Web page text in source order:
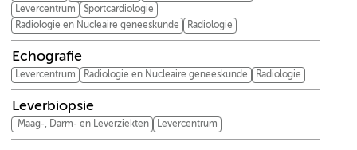
Levercentrum
Sportcardiologie
Radiologie en Nucleaire geneeskunde
Radiologie
Echografie
Levercentrum Radiologie en Nucleaire geneeskunde Radiologie
Leverbiopsie
Maag-, Darm- en Leverziekten Levercentrum